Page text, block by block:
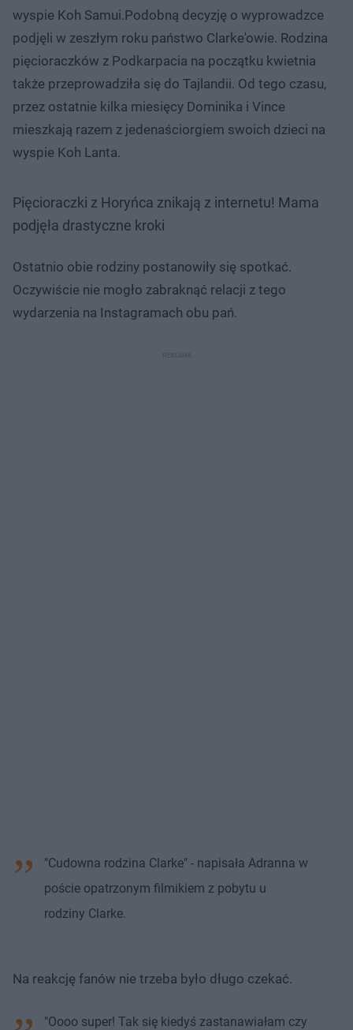
wyspie Koh Samui.Podobną decyzję o wyprowadzce
podjęli w zeszłym roku państwo Clarke'owie. Rodzina
pięcioraczków z Podkarpacia na początku kwietnia
także przeprowadziła się do Tajlandii. Od tego czasu,
przez ostatnie kilka miesięcy Dominika i Vince
mieszkają razem z jedenaściorgiem swoich dzieci na
wyspie Koh Lanta.
Pięcioraczki z Horyńca znikają z internetu! Mama
podjęła drastyczne kroki
Ostatnio obie rodziny postanowiły się spotkać.
Oczywiście nie mogło zabraknąć relacji z tego
wydarzenia na Instagramach obu pań.
"Cudowna rodzina Clarke" - napisała Adranna w
poście opatrzonym filmikiem z pobytu u
rodziny Clarke.
Na reakcję fanów nie trzeba było długo czekać.
"Oooo super! Tak się kiedyś zastanawiałam czy